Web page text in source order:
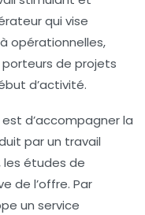
qui vise
opérationnelles,
de projets
d’activité.
d’accompagner la
par un travail
les études de
de l’offre. Par
un service